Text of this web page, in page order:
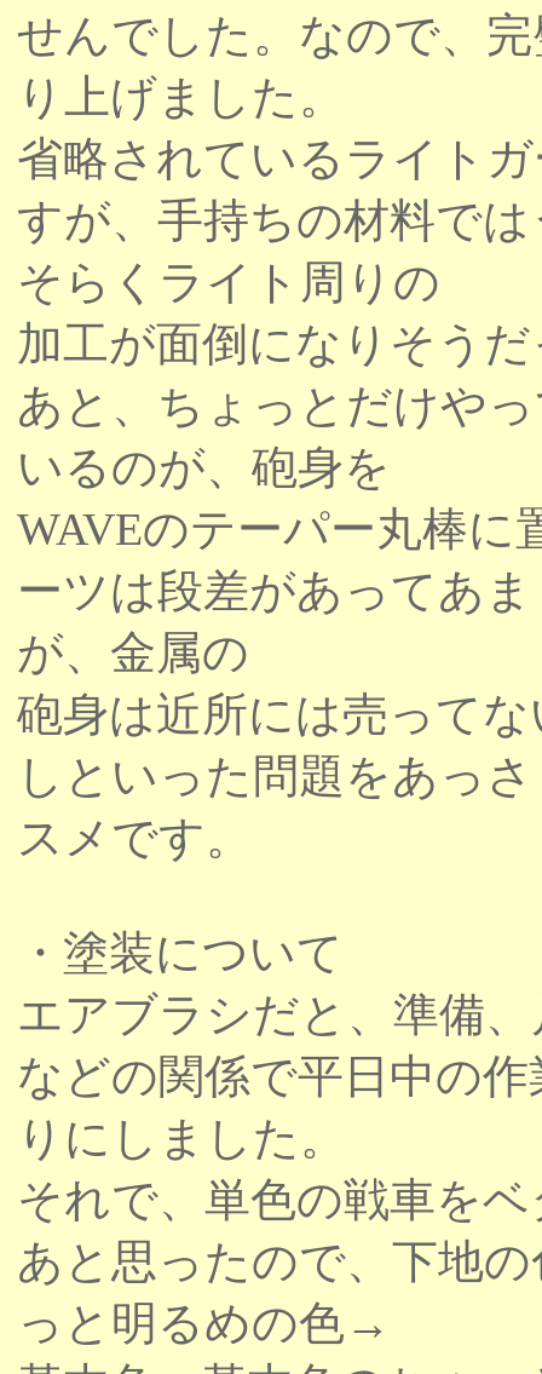
せんでした。なので、
り上げました。
省略されているライト
すが、手持ちの材料で
そらくライト周りの
加工が面倒になりそう
あと、ちょっとだけや
いるのが、砲身を
WAVEのテーパー丸棒
ーツは段差があってあ
が、金属の
砲身は近所には売って
しといった問題をあっ
スメです。
・塗装について
エアブラシだと、準備
などの関係で平日中の
りにしました。
それで、単色の戦車を
あと思ったので、下地
っと明るめの色→